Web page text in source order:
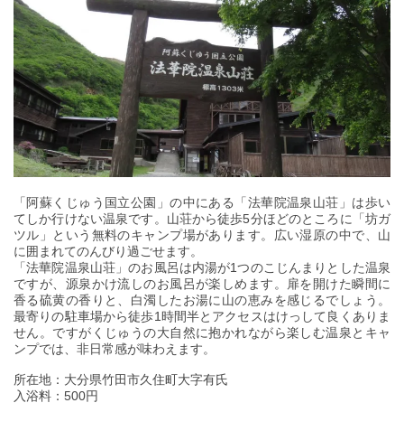
「阿蘇くじゅう国立公園」の中にある「法華院温泉山荘」は歩い
てしか行けない温泉です。山荘から徒歩5分ほどのところに「坊ガ
ツル」という無料のキャンプ場があります。広い湿原の中で、山
に囲まれてのんびり過ごせます。
「法華院温泉山荘」のお風呂は内湯が1つのこじんまりとした温泉
ですが、源泉かけ流しのお風呂が楽しめます。扉を開けた瞬間に
香る硫黄の香りと、白濁したお湯に山の恵みを感じるでしょう。
最寄りの駐車場から徒歩1時間半とアクセスはけっして良くありま
せん。ですがくじゅうの大自然に抱かれながら楽しむ温泉とキャ
ンプでは、非日常感が味わえます。
所在地：大分県竹田市久住町大字有氏
入浴料：500円